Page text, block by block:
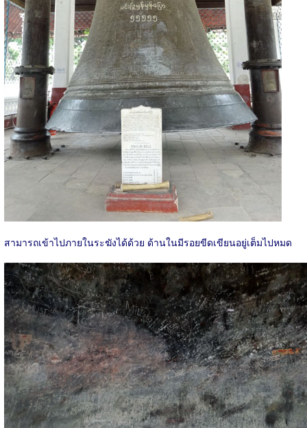
สามารถเข้าไปภายในระฆังได้ด้วย ด้านในมีรอยขีดเขียนอยู่เต็มไปหมด